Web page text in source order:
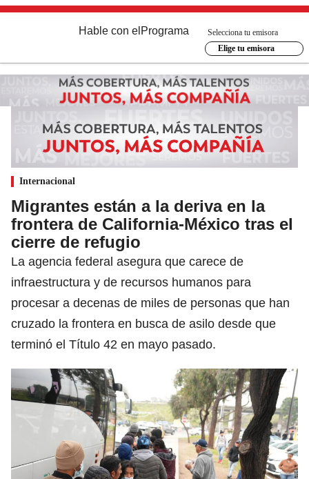
Hable con el Programa
Selecciona tu emisora
Elige tu emisora
Internacional
Migrantes están a la deriva en la
frontera de California-México tras el
cierre de refugio
La agencia federal asegura que carece de
infraestructura y de recursos humanos para
procesar a decenas de miles de personas que han
cruzado la frontera en busca de asilo desde que
terminó el Título 42 en mayo pasado.